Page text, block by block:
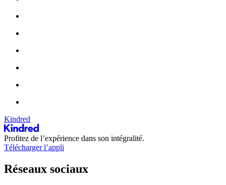
Kindred
Profitez de l’expérience dans son intégralité.
Télécharger l’appli
Réseaux sociaux